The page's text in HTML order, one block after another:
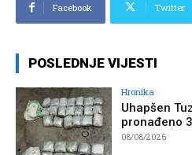
Facebook Twitter
POSLEDNJE VIJESTI
Hronika
Uhapšen
pronađeno
08/08/2026